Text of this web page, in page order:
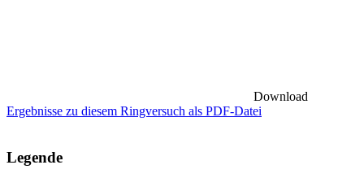
Download
Ergebnisse zu diesem Ringversuch als PDF-Datei
Legende